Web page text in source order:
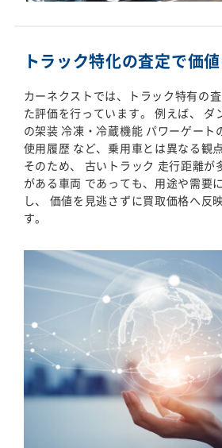
トラック特化の査定で価
カーネクストでは、トラック特有の
た評価を行っています。 例えば、 ダ
の架装 冷凍・冷蔵機能 パワーゲート
使用履歴 など、乗用車とは異なる観
そのため、 古いトラック 走行距離が
がある車両 であっても、用途や需要
し、 価値を見逃さずに買取価格へ反
す。